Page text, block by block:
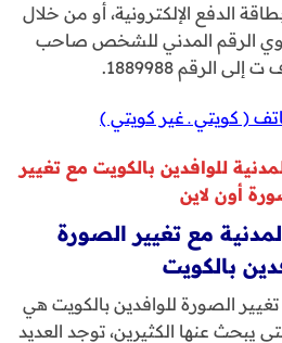
الدفع الإلكترونية، أو من خلال
الرقم المدني للشخص صاحب
الرقم 1889988.
( كويتي ـ غير كويتي )
للوافدين بالكويت مع تغيير
أون لاين
مع تغيير الصورة
بالكويت
الصورة للوافدين بالكويت هي
يبحث عنها الكثيرين، توجد العديد